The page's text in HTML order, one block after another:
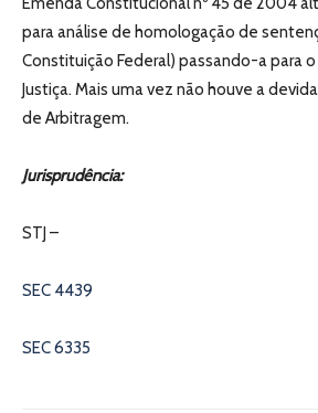
para análise de homologação de
Constituição Federal) passando-a para
Justiça. Mais uma vez não houve a
de Arbitragem.
Jurisprudência:
STJ –
SEC 4439
SEC 6335